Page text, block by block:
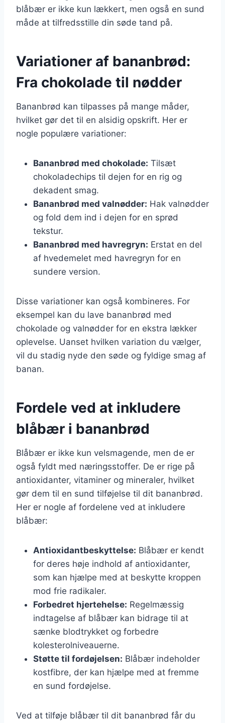
blåbær er ikke kun lækkert, men også en sund
måde at tilfredsstille din søde tand på.
Variationer af bananbrød:
Fra chokolade til nødder
Bananbrød kan tilpasses på mange måder,
hvilket gør det til en alsidig opskrift. Her er
nogle populære variationer:
Bananbrød med chokolade: Tilsæt
chokoladechips til dejen for en rig og
dekadent smag.
Bananbrød med valnødder: Hak valnødder
og fold dem ind i dejen for en sprød
tekstur.
Bananbrød med havregryn: Erstat en del
af hvedemelet med havregryn for en
sundere version.
Disse variationer kan også kombineres. For
eksempel kan du lave bananbrød med
chokolade og valnødder for en ekstra lækker
oplevelse. Uanset hvilken variation du vælger,
vil du stadig nyde den søde og fyldige smag af
banan.
Fordele ved at inkludere
blåbær i bananbrød
Blåbær er ikke kun velsmagende, men de er
også fyldt med næringsstoffer. De er rige på
antioxidanter, vitaminer og mineraler, hvilket
gør dem til en sund tilføjelse til dit bananbrød.
Her er nogle af fordelene ved at inkludere
blåbær:
Antioxidantbeskyttelse: Blåbær er kendt
for deres høje indhold af antioxidanter,
som kan hjælpe med at beskytte kroppen
mod frie radikaler.
Forbedret hjertehelse: Regelmæssig
indtagelse af blåbær kan bidrage til at
sænke blodtrykket og forbedre
kolesterolniveauerne.
Støtte til fordøjelsen: Blåbær indeholder
kostfibre, der kan hjælpe med at fremme
en sund fordøjelse.
Ved at tilføje blåbær til dit bananbrød får du